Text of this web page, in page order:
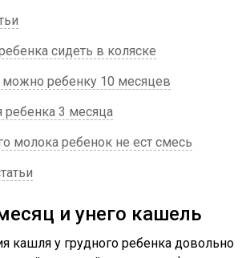
сидеть в коляске
ребенку 10 месяцев
ребенка 3 месяца
молока ребенок не ест смесь
и унего кашель
кашля у грудного ребенка довольно